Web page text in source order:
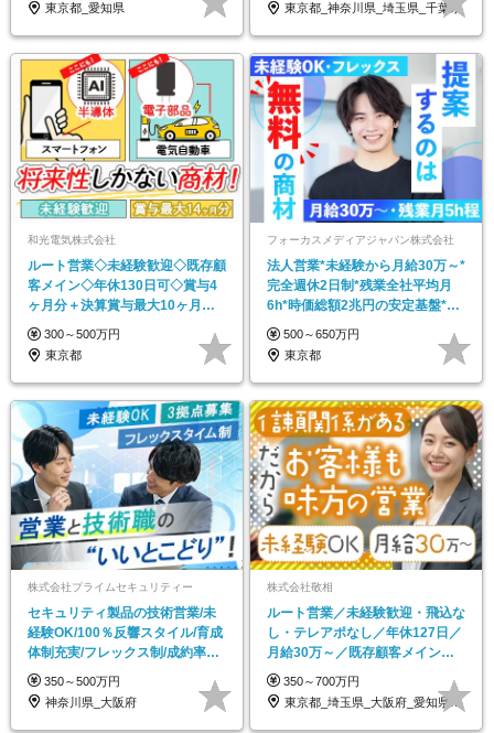
東京都_愛知県
東京都_神奈川県_埼玉県_千葉県
和光電気株式会社
ルート営業◇未経験歓迎◇既存顧
客メイン◇年休130日可◇賞与4
ヶ月分＋決算賞与最大10ヶ月分
◇残業ほぼなし
300～500万円
東京都
フォーカスメディアジャパン株式会社
法人営業*未経験から月給30万～*
完全週休2日制*残業全社平均月
6h*時価総額2兆円の安定基盤*フ
レックス
500～650万円
東京都
株式会社プライムセキュリティー
セキュリティ製品の技術営業/未
経験OK/100％反響スタイル/育成
体制充実/フレックス制/成約率70
～80％
350～500万円
神奈川県_大阪府
株式会社敬相
ルート営業／未経験歓迎・飛込な
し・テレアポなし／年休127日／
月給30万～／既存顧客メイン／
20～30代活躍中
350～700万円
東京都_埼玉県_大阪府_愛知県_北海道_…